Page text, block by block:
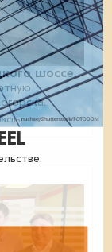
шоссе